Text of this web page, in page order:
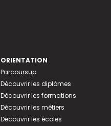
ORIENTATION
Parcoursup
Découvrir les diplômes
Découvrir les formations
Découvrir les métiers
Découvrir les écoles